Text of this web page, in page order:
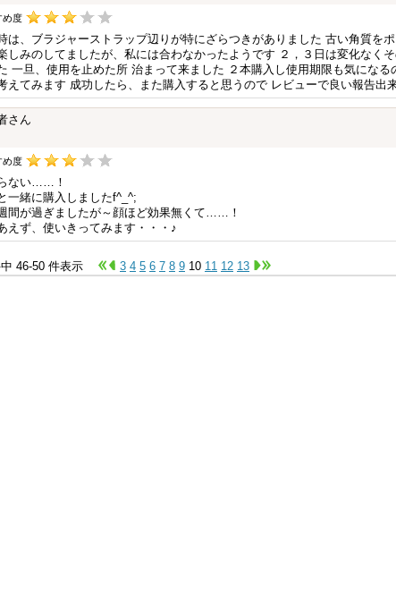
め度
は、ブラジャーストラップ辺りが特にざらつきがありました 古い角質を
しみのしてましたが、私には合わなかったようです ２，３日は変化なく
一旦、使用を止めた所 治まって来ました ２本購入し使用期限も気にな
えてみます 成功したら、また購入すると思うので レビューで良い報告出
さん
め度
ない……！
一緒に購入しましたf^_^;
間が過ぎましたが～顔ほど効果無くて……！
えず、使いきってみます・・・♪
46-50 件表示 3 4 5 6 7 8 9 10 11 12 13